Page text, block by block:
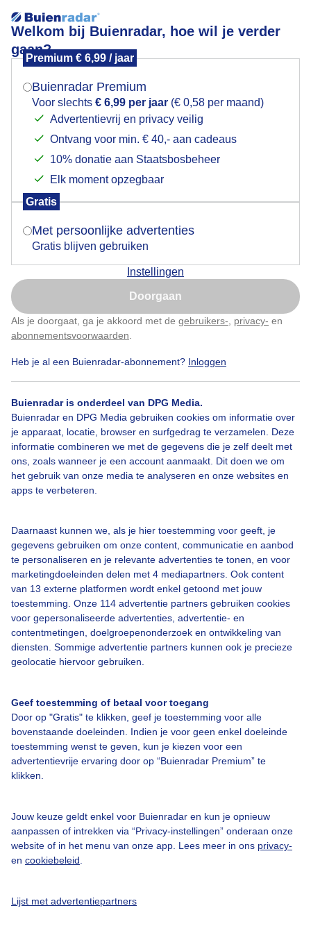
Welkom bij Buienradar, hoe wil je verder
gaan?
Premium € 6,99 / jaar
Buienradar Premium
Voor slechts € 6,99 per jaar (€ 0,58 per maand)
Advertentievrij en privacy veilig
Ontvang voor min. € 40,- aan cadeaus
10% donatie aan Staatsbosbeheer
Elk moment opzegbaar
Gratis
Met persoonlijke advertenties
Gratis blijven gebruiken
Instellingen
Doorgaan
Als je doorgaat, ga je akkoord met de gebruikers- privacy- en
abonnementsvoorwaarden
Heb je al een Buienradar-abonnement? Inloggen
Buienradar is onderdeel van DPG Media.
Buienradar en DPG Media gebruiken cookies om informatie over
je apparaat, locatie, browser en surfgedrag te verzamelen. Deze
informatie combineren we met de gegevens die je zelf deelt met
ons, zoals wanneer je een account aanmaakt. Dit doen we om
het gebruik van onze media te analyseren en onze websites en
apps te verbeteren.
Daarnaast kunnen we, als je hier toestemming voor geeft, je
gegevens gebruiken om onze content, communicatie en aanbod
te personaliseren en je relevante advertenties te tonen, en voor
marketingdoeleinden delen met 4 mediapartners. Ook content
van 13 externe platformen wordt enkel getoond met jouw
toestemming. Onze 114 advertentie partners gebruiken cookies
voor gepersonaliseerde advertenties, advertentie- en
contentmetingen, doelgroepenonderzoek en ontwikkeling van
diensten. Sommige advertentie partners kunnen ook je precieze
geolocatie hiervoor gebruiken.
Geef toestemming of betaal voor toegang
Door op "Gratis" te klikken, geef je toestemming voor alle
bovenstaande doeleinden. Indien je voor geen enkel doeleinde
toestemming wenst te geven, kun je kiezen voor een
advertentievrije ervaring door op “Buienradar Premium” te
klikken.
Jouw keuze geldt enkel voor Buienradar en kun je opnieuw
aanpassen of intrekken via “Privacy-instellingen” onderaan onze
website of in het menu van onze app. Lees meer in ons privacy-
en cookiebeleid
Lijst met advertentiepartners
Zon en bewolking
Door: Jannes Wiersema Gemaakt: 16-05-2026, 13x bekeken
Zon Wolken Wind
Bekijk slideshow
Over Buienradar
Bedrijfsgegevens
Contact
Toegankelijkheid
Gebruikersvoorwaarden
Adverteren
Privacy beleid
Cookie beleid
Mogen we je locatie gebruiken voor het
Indien je hier nog geen akkoord op hebt gegeven,
verschijnt er zo een pop-up uit je browser waarin
Is goed, toon de popup
Nu niet, misschien later
Klik hierom dit aan te passen